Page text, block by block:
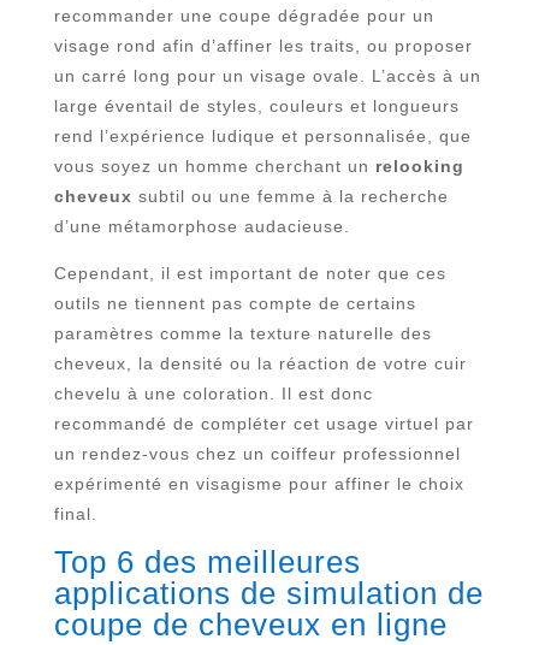
recommander une coupe dégradée pour un
visage rond afin d’affiner les traits, ou proposer
un carré long pour un visage ovale. L’accès à un
large éventail de styles, couleurs et longueurs
rend l’expérience ludique et personnalisée, que
vous soyez un homme cherchant un relooking
cheveux subtil ou une femme à la recherche
d’une métamorphose audacieuse.
Cependant, il est important de noter que ces
outils ne tiennent pas compte de certains
paramètres comme la texture naturelle des
cheveux, la densité ou la réaction de votre cuir
chevelu à une coloration. Il est donc
recommandé de compléter cet usage virtuel par
un rendez-vous chez un coiffeur professionnel
expérimenté en visagisme pour affiner le choix
final.
Top 6 des meilleures
applications de simulation de
coupe de cheveux en ligne